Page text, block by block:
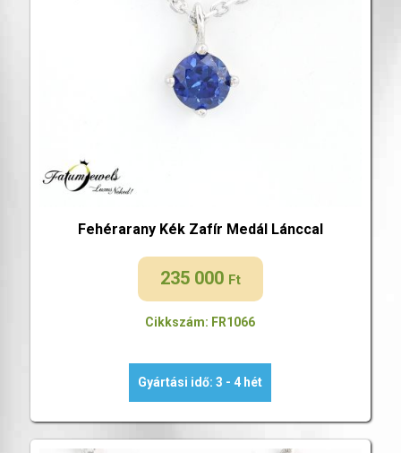
Fehérarany Kék Zafír Medál Lánccal
235 000 Ft
Cikkszám: FR1066
Gyártási idő: 3 - 4 hét